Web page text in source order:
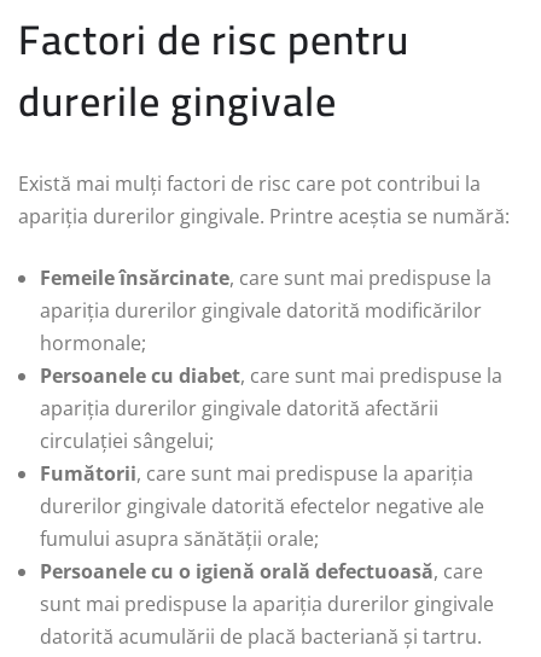
Factori de risc pentru
durerile gingivale
Există mai mulți factori de risc care pot contribui la
apariția durerilor gingivale. Printre aceștia se numără:
Femeile însărcinate, care sunt mai predispuse la
apariția durerilor gingivale datorită modificărilor
hormonale;
Persoanele cu diabet, care sunt mai predispuse la
apariția durerilor gingivale datorită afectării
circulației sângelui;
Fumătorii, care sunt mai predispuse la apariția
durerilor gingivale datorită efectelor negative ale
fumului asupra sănătății orale;
Persoanele cu o igienă orală defectuoasă, care
sunt mai predispuse la apariția durerilor gingivale
datorită acumulării de placă bacteriană și tartru.